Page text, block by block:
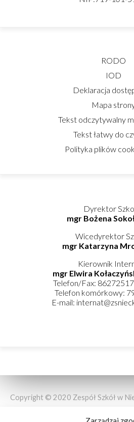
RODO
IOD
Deklaracja
Mapa
Tekst odczytywalny
Tekst łatwy do
Polityka plików
Dyrektor
mgr Bożena
Wicedyrektor
mgr Katarzyna
Kierownik
mgr Elwira
Telefon/Fax:
Telefon komórkowy:
E-mail:
Copyright © 2020 Zespół Szkół w